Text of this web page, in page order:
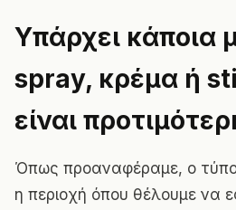
Υπάρχει κάποια
spray, κρέμα ή
είναι
Όπως προαναφέραμε, ο
η περιοχή όπου θέλουμε να